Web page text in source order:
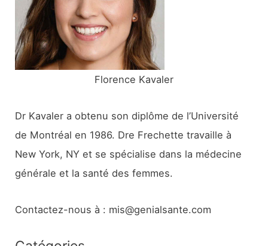
:
Florence Kavaler
Dr Kavaler a obtenu son diplôme de l’Université
de Montréal en 1986. Dre Frechette travaille à
New York, NY et se spécialise dans la médecine
générale et la santé des femmes.
Contactez-nous à : mis@genialsante.com